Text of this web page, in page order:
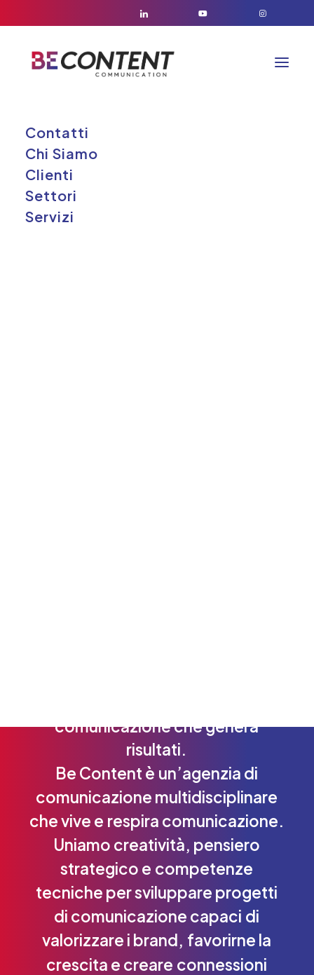
Contatti
Chi Siamo
Clienti
Settori
Servizi
comunicazionechegenera
risultati.
Be Content è un’agenzia di
comunicazione multidisciplinare
chevive e respira comunicazione.
Uniamo creatività, pensiero
strategico e competenze
tecniche persviluppare progetti
di comunicazione capaci di
valorizzare i brand, favorirne la
crescita e creare connessioni